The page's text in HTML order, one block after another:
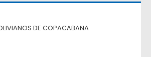
DE COPACABANA